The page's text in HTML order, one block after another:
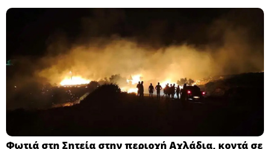
Φωτιά στη Σητεία στην περιοχή Αχλάδια, κοντά σε